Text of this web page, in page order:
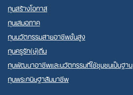
ทุนสร้างโอกาส
ทุนเสมอภาค
ทุนนวัตกรรมสายอาชีพชั้นสูง
ทุนครูรัก(ษ์)ถิ่น
ทุนพัฒนาอาชีพและนวัตกรรมที่ใช้ชุมชนเป็นฐาน
ทุนพระกนิษฐาสัมมาชีพ